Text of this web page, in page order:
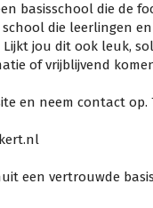
basisschool die de
die leerlingen
jou dit ook leuk,
of vrijblijvend
en neem contact
een vertrouwde